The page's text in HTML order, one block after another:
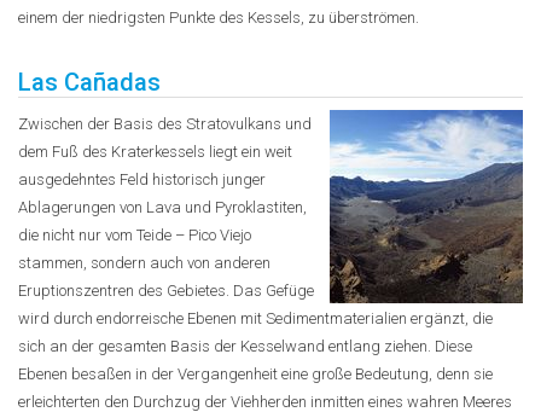
einem der niedrigsten Punkte des Kessels, zu überströmen.
Las Cañadas
Zwischen der Basis des Stratovulkans und
dem Fuß des Kraterkessels liegt ein weit
ausgedehntes Feld historisch junger
Ablagerungen von Lava und Pyroklastiten,
die nicht nur vom Teide – Pico Viejo
stammen, sondern auch von anderen
Eruptionszentren des Gebietes. Das Gefüge
wird durch endorreische Ebenen mit Sedimentmaterialien ergänzt, die
sich an der gesamten Basis der Kesselwand entlang ziehen. Diese
Ebenen besaßen in der Vergangenheit eine große Bedeutung, denn sie
erleichterten den Durchzug der Viehherden inmitten eines wahren Meeres